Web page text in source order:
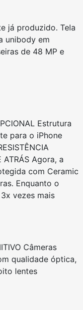
já produzido. Tela
unibody em
de 48 MP e
Estrutura
para o iPhone
ATRÁS Agora, a
com Ceramic
Enquanto o
vezes mais
Câmeras
qualidade óptica,
lentes